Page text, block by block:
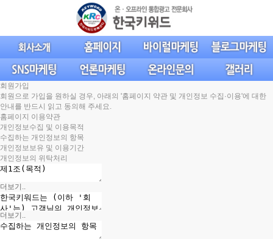
회원가입
회원으로 가입을 원하실 경우, 아래의 '홈페이지 약관 및 개인정보 수집·이용'에 대한
안내를 반드시 읽고 동의 해 주세요.
홈페이지 이용약관
개인정보수집 및 이용목적
수집하는 개인정보의 항목
개인정보보유 및 이용기간
개인정보의 위탁처리
더보기..
더보기..